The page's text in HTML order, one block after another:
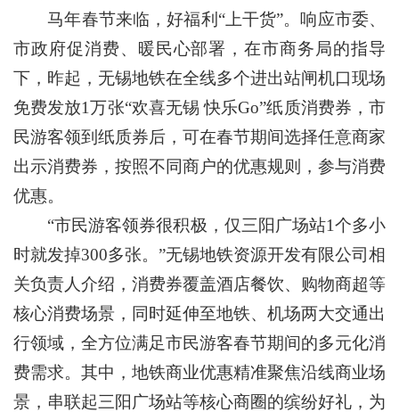
马年春节来临，好福利“上干货”。响应市委、
市政府促消费、暖民心部署，在市商务局的指导
下，昨起，无锡地铁在全线多个进出站闸机口现场
免费发放1万张“欢喜无锡 快乐Go”纸质消费券，市
民游客领到纸质券后，可在春节期间选择任意商家
出示消费券，按照不同商户的优惠规则，参与消费
优惠。
“市民游客领券很积极，仅三阳广场站1个多小
时就发掉300多张。”无锡地铁资源开发有限公司相
关负责人介绍，消费券覆盖酒店餐饮、购物商超等
核心消费场景，同时延伸至地铁、机场两大交通出
行领域，全方位满足市民游客春节期间的多元化消
费需求。其中，地铁商业优惠精准聚焦沿线商业场
景，串联起三阳广场站等核心商圈的缤纷好礼，为